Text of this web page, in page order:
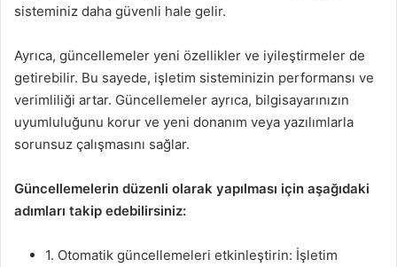
sisteminiz daha güvenli hale gelir.
Ayrıca, güncellemeler yeni özellikler ve iyileştirmeler de
getirebilir. Bu sayede, işletim sisteminizin performansı ve
verimliliği artar. Güncellemeler ayrıca, bilgisayarınızın
uyumluluğunu korur ve yeni donanım veya yazılımlarla
sorunsuz çalışmasını sağlar.
Güncellemelerin düzenli olarak yapılması için aşağıdaki
adımları takip edebilirsiniz:
1. Otomatik güncellemeleri etkinleştirin: İşletim